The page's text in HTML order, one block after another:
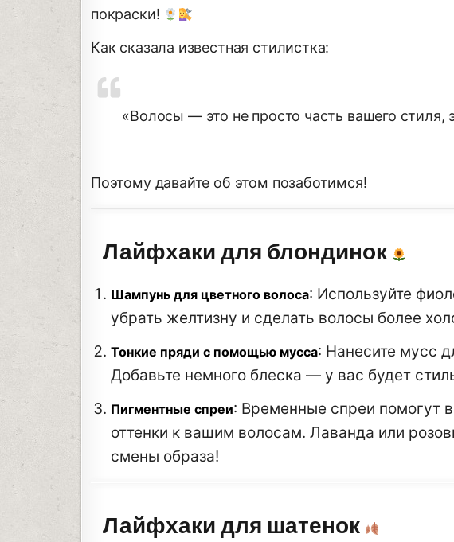
покраски!
Как сказала известная стилистка:
«Волосы — это не просто часть вашего стиля,
Поэтому давайте об этом позаботимся!
Лайфхаки для блондинок
Шампунь для цветного волоса: Используйте
убрать желтизну и сделать волосы более
Тонкие пряди с помощью мусса: Нанесите мусс
Добавьте немного блеска — у вас будет
Пигментные спреи: Временные спреи помогут
оттенки к вашим волосам. Лаванда или
смены образа!
Лайфхаки для шатенок